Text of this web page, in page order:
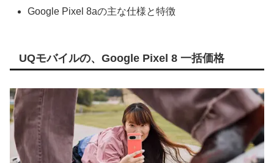
Google Pixel 8aの主な仕様と特徴
UQモバイルの、Google Pixel 8 一括価格